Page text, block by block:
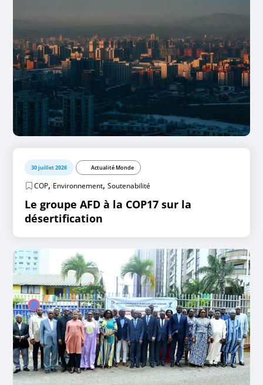
30 juillet 2026 Actualité Monde
COP, Environnement,Soutenabilité
Le groupe AFD à la COP17 sur la
désertification